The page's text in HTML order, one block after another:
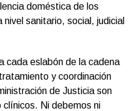
doméstica de los
sanitario, social, judicial
cada eslabón de la cadena
y coordinación
de Justicia son
Ni debemos ni